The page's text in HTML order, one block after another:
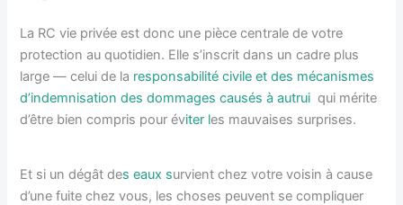
La RC vie privée est donc une pièce centrale de votre
protection au quotidien. Elle s’inscrit dans un cadre plus
large — celui de la responsabilité civile et des mécanismes
d’indemnisation des dommages causés à autrui qui mérite
d’être bien compris pour éviter les mauvaises surprises.
Et si un dégât des eaux survient chez votre voisin à cause
d’une fuite chez vous, les choses peuvent se compliquer